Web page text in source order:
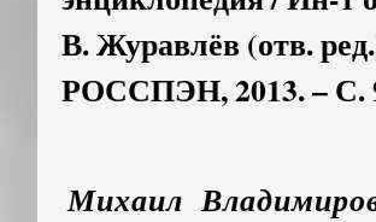
В. Журавлёв (отв.
РОССПЭН, 2013. – С.
Михаил